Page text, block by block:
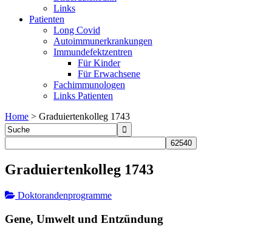
Links
Patienten
Long Covid
Autoimmunerkrankungen
Immundefektzentren
Für Kinder
Für Erwachsene
Fachimmunologen
Links Patienten
Home > Graduiertenkolleg 1743
Graduiertenkolleg 1743
Doktorandenprogramme
Gene, Umwelt und Entzündung